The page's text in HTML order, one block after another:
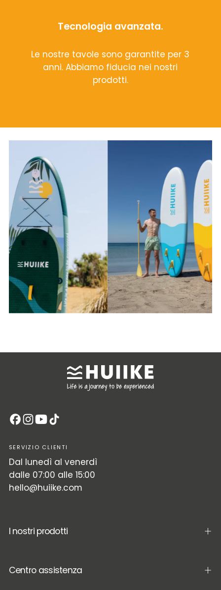
Tecnologia avanzata.
Le nostre tavole sono garantite per 3
anni. Abbiamo fiducia nei nostri
prodotti.
SERVIZIO CLIENTI
Dal lunedì al venerdì
dalle 07:00 alle 15:00
hello@huiike.com
I nostri prodotti
Centro assistenza